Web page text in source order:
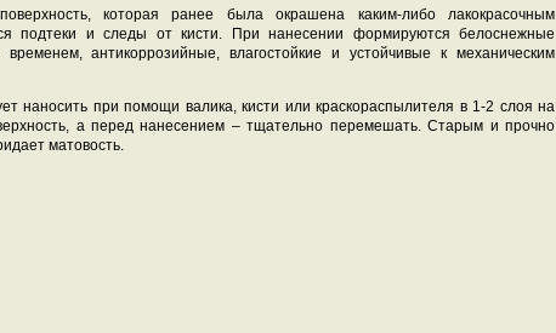
которая ранее была окрашена каким-либо лакокрасочным
подтеки и следы от кисти. При нанесении формируются белоснежные
антикоррозийные, влагостойкие и устойчивые к механическим
наносить при помощи валика, кисти или краскораспылителя в 1-2 слоя на
а перед нанесением – тщательно перемешать. Старым и прочно
матовость.